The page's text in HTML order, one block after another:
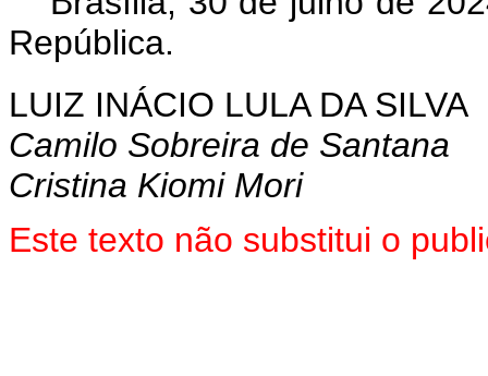
República.
LUIZ INÁCIO LULA DA SILVA
Camilo Sobreira de Santana
Cristina Kiomi Mori
Este texto não substitui o